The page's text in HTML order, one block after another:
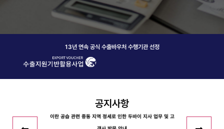
13년 연속 공식 수출바우처 수행기관 선정
공지사항
베트남 법인 세무 신고 및 컴플라이언스 관리 관련 안내
중소벤처기업부의 2026년도 중동 특화 긴급 물류바우처 참여